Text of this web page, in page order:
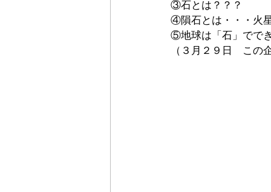
③石とは？？？
④隕石とは・・・火
⑤地球は「石」でで
（３月２９日　この